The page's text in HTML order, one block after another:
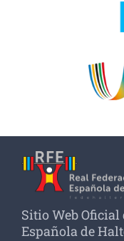
Sitio Web Oficial
Española de